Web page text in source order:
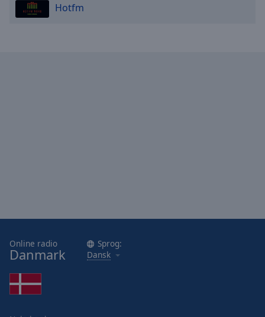
Hotfm
Online radio
Danmark
Sprog:
Dansk